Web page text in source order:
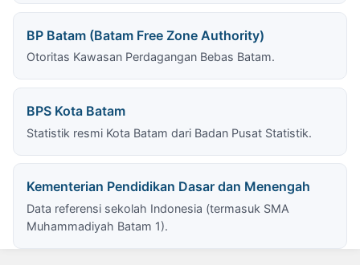
BP Batam (Batam Free Zone Authority)
Otoritas Kawasan Perdagangan Bebas Batam.
BPS Kota Batam
Statistik resmi Kota Batam dari Badan Pusat Statistik.
Kementerian Pendidikan Dasar dan Menengah
Data referensi sekolah Indonesia (termasuk SMA
Muhammadiyah Batam 1).